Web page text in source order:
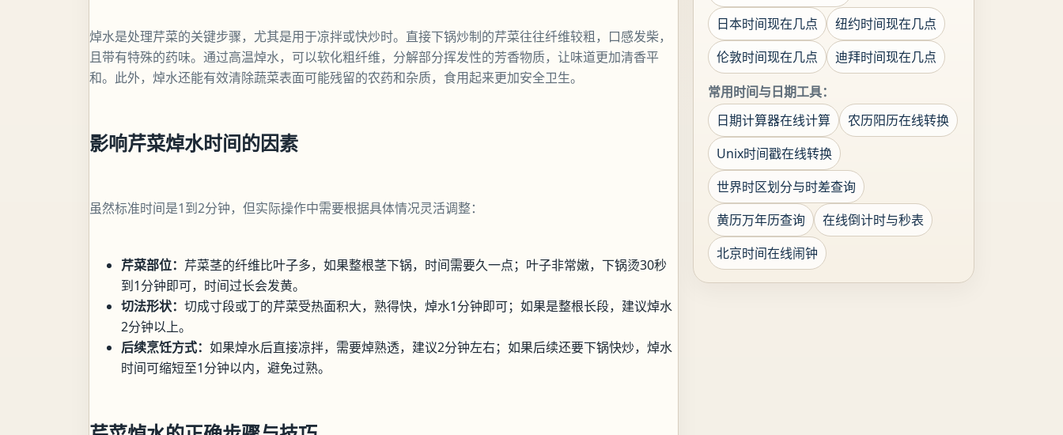
焯水是处理芹菜的关键步骤，尤其是用于凉拌或快炒时。直接下锅炒制的芹菜往往纤维较粗，口感发柴，
且带有特殊的药味。通过高温焯水，可以软化粗纤维，分解部分挥发性的芳香物质，让味道更加清香平
和。此外，焯水还能有效清除蔬菜表面可能残留的农药和杂质，食用起来更加安全卫生。
影响芹菜焯水时间的因素
虽然标准时间是1到2分钟，但实际操作中需要根据具体情况灵活调整：
芹菜部位： 芹菜茎的纤维比叶子多，如果整根茎下锅，时间需要久一点；叶子非常嫩，下锅烫30秒
到1分钟即可，时间过长会发黄。
切法形状： 切成寸段或丁的芹菜受热面积大，熟得快，焯水1分钟即可；如果是整根长段，建议焯水
2分钟以上。
后续烹饪方式： 如果焯水后直接凉拌，需要焯熟透，建议2分钟左右；如果后续还要下锅快炒，焯水
时间可缩短至1分钟以内，避免过熟。
日本时间现在几点
纽约时间现在几点
伦敦时间现在几点
迪拜时间现在几点
常用时间与日期工具：
日期计算器在线计算
农历阳历在线转换
Unix时间戳在线转换
世界时区划分与时差查询
黄历万年历查询
在线倒计时与秒表
北京时间在线闹钟